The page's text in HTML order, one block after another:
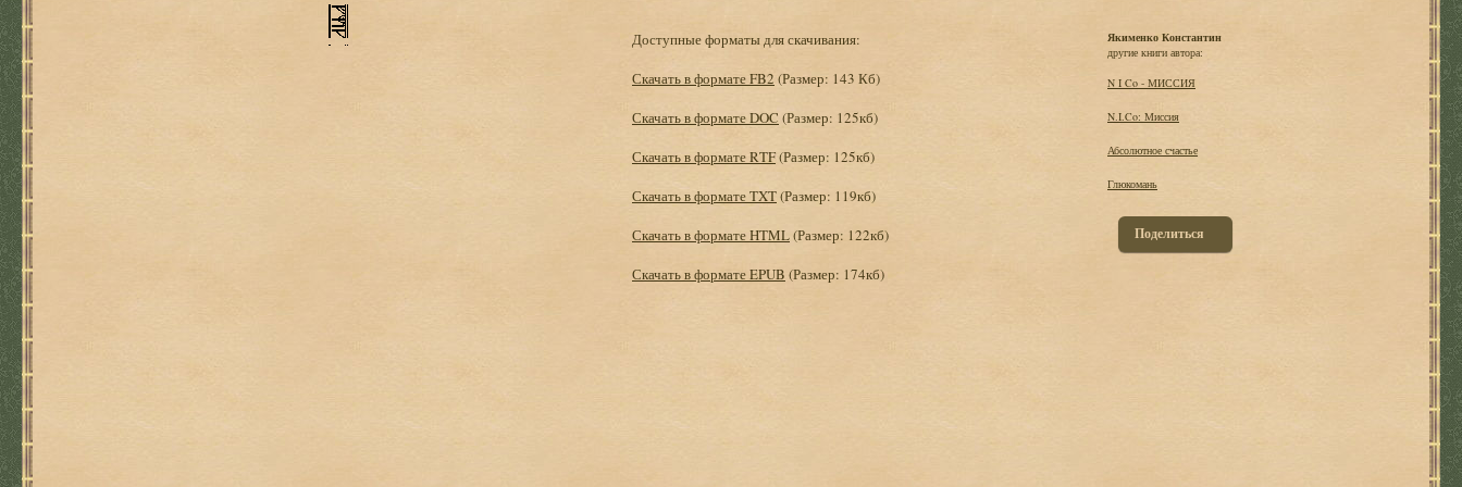
Доступные форматы для скачивания:
Скачать в формате FB2 (Размер: 143 Кб)
Скачать в формате DOC (Размер: 125кб)
Скачать в формате RTF(Размер: 125кб)
Скачать в формате TXT(Размер: 119кб)
Скачать в формате HTML(Размер: 122кб)
Скачать в формате EPUB (Размер: 174кб)
Якименко Константин
другие книги автора:
N I Co - МИССИЯ
N.I.Co: Миссия
Абсолютное счастье
Глюкомань
Поделиться